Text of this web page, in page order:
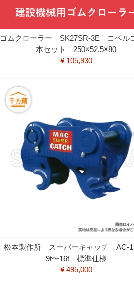
ゴムクローラー SK27SR-3E コベ
本セット 250×52.5×80
¥ 105,930
松本製作所 スーパーキャッチ
9t〜16t 標準仕様
¥ 495,000